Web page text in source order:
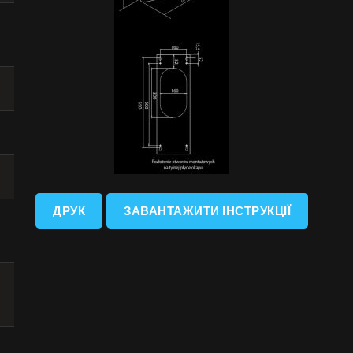
ДРУК ЗАВАНТАЖИТИ ІНСТРУКЦІЇ